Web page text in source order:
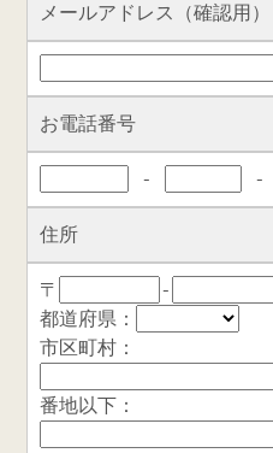
メールアドレス（確認用）
お電話番号
- -
住所
〒
-
都道府県：
市区町村：
番地以下：